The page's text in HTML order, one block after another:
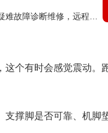
个有时会感觉震动。
撑脚是否可靠、机脚